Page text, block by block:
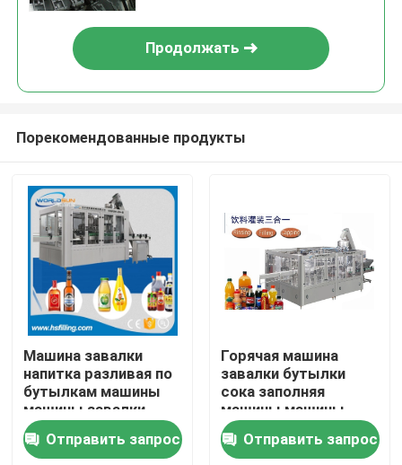
Дома
О Компании
Контакты
Продолжать
Порекомендованные продукты
Машина завалки
напитка разливая по
бутылкам машины
машины завалки
бутылки машины
завалки напитка
Отправить запрос
Горячая машина
завалки бутылки
сока заполняя
машины машины
завалки сока
12000BPH горячая
Отправить запрос